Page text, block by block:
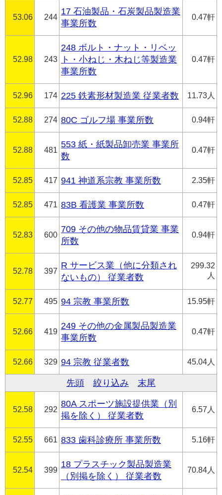
53.06 244
17 石油製品・石炭製品製造業
事業所数
0.47軒
52.98 243
248 ボルト・ナット・リベッ
ト・小ねじ・木ねじ等製造業
事業所数
0.47軒
52.96 174 225 鉄素形材製造業 従業者数 11.73人
52.88 274 80C ゴルフ場 事業所数 0.94軒
52.88 481
553 紙・紙製品卸売業 事業所
数
0.47軒
52.85 417 941 神道系宗教 事業所数 2.35軒
52.85 471 83B 看護業 事業所数 0.47軒
52.83 600
709 その他の物品賃貸業 事業
所数
0.94軒
52.78 397
R サービス業（他に分類され
ないもの） 従業者数
299.32
人
52.77 495 94 宗教 事業所数 15.95軒
52.66 419
249 その他の金属製品製造業
事業所数
0.47軒
52.66 329 94 宗教 従業者数 45.04人
先頭 絞り込み 末尾
52.58 292
80A スポーツ施設提供業（別
掲を除く） 従業者数
6.57人
52.55 661 833 歯科診療所 事業所数 5.16軒
52.54 399
18 プラスチック製品製造業
（別掲を除く） 従業者数
70.84人